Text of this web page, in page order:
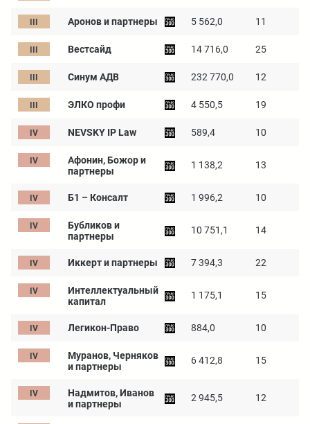
Аронов и партнеры 5 562,0 11
Вестсайд 14 716,0 25
Синум АДВ 232 770,0 12
ЭЛКО профи 4 550,5 19
NEVSKY IP Law 589,4 10
Афонин, Божор и
партнеры
1 138,2 13
Б1 – Консалт 1 996,2 10
Бубликов и
партнеры
10 751,1 14
Иккерт и партнеры 7 394,3 22
Интеллектуальный
капитал
1 175,1 15
Легикон-Право 884,0 10
Муранов, Черняков
и партнеры
6 412,8 15
Надмитов, Иванов
и партнеры
2 945,5 12